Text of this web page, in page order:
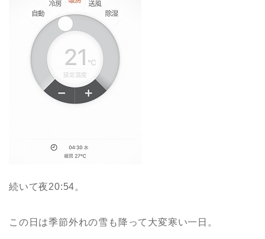
続いて夜20:54。
この日は季節外れの雪も降って大変寒い一日。